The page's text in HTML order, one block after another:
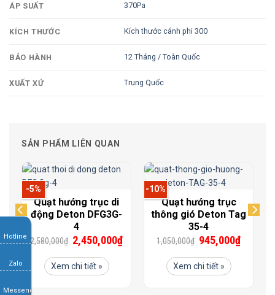
ÁP SUẤT 370Pa
KÍCH THƯỚC Kích thước cánh phi 300
BẢO HÀNH 12 Tháng / Toàn Quốc
XUẤT XỨ Trung Quốc
SẢN PHẨM LIÊN QUAN
-5%
Quạt hướng trục di
động Deton DFG3G-
4
2,580,000₫ 2,450,000₫
Xem chi tiết »
-10%
Quạt hướng trục
thông gió Deton Tag
35-4
1,050,000₫ 945,000₫
Xem chi tiết »
Hotline
Zalo
Messenger